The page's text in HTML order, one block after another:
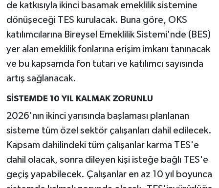
de katkısıyla ikinci basamak emeklilik sistemine
dönüşeceği TES kurulacak. Buna göre, OKS
katılımcılarına Bireysel Emeklilik Sistemi'nde (BES)
yer alan emeklilik fonlarına erişim imkanı tanınacak
ve bu kapsamda fon tutarı ve katılımcı sayısında
artış sağlanacak.
SİSTEMDE 10 YIL KALMAK ZORUNLU
2026'nın ikinci yarısında başlaması planlanan
sisteme tüm özel sektör çalışanları dahil edilecek.
Kapsam dahilindeki tüm çalışanlar karma TES'e
dahil olacak, sonra dileyen kişi isteğe bağlı TES'e
geçiş yapabilecek. Çalışanlar en az 10 yıl boyunca